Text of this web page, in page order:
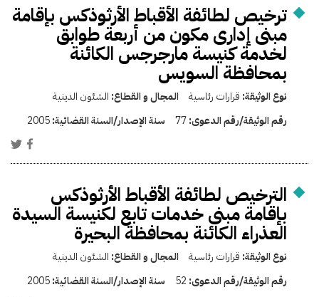
ترخيص لطائفة الأقباط الأرثوذكس بإقامة
مبنى إدارى مكون من أربعة طوابق
لخدمة كنيسة مارجرجس الكائنة
بمحافظة السويس
نوع الوثيقة: قرارات رئاسية المجال و القطاع: الشئون الدينية
رقم الوثيقة/رقم الدعوى:77 سنة الإصدار/السنة القضائية:2005
الترخيص لطائفة الأقباط الأرثوذكس
بإقامة مبنى خدمات تابع لكنيسة السيدة
العذراء الكائنة بمحافظة البحيرة
نوع الوثيقة: قرارات رئاسية المجال و القطاع: الشئون الدينية
رقم الوثيقة/رقم الدعوى: 52 سنة الإصدار/السنة القضائية:2005